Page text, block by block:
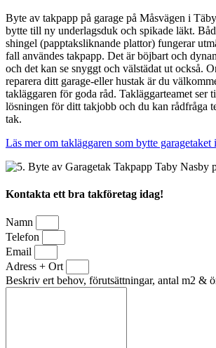
Byte av takpapp på garage på Måsvägen i
bytte till ny underlagsduk och spikade läkt.
shingel (papptaksliknande plattor) fungerar
fall användes takpapp. Det är böjbart och
och det kan se snyggt och välstädat ut också.
reparera ditt garage-eller hustak är du
takläggaren för goda råd. Takläggarteamet ser
lösningen för ditt takjobb och du kan rådfråga
tak.
Läs mer om takläggaren som bytte garagetaket
Kontakta ett bra takföretag idag!
Namn
Telefon
Email
Adress + Ort
Beskriv ert behov, förutsättningar, antal m2 &